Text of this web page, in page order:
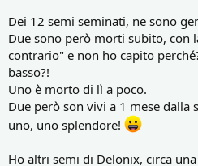
Dei 12 semi seminati, ne sono
Due sono però morti subito, con
contrario" e non ho capito
basso?!
Uno è morto di lì a poco.
Due però son vivi a 1 mese dalla
uno, uno splendore!
Ho altri semi di Delonix, circa